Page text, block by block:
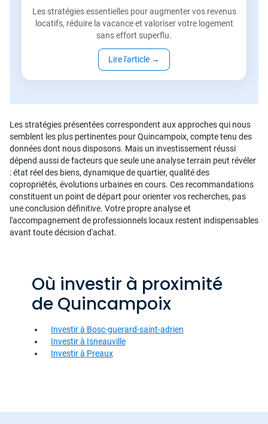
Les stratégies essentielles pour augmenter vos revenus
locatifs, réduire la vacance et valoriser votre logement
sans effort superflu.
Lire l'article →
Les stratégies présentées correspondent aux approches qui nous
semblent les plus pertinentes pour Quincampoix, compte tenu des
données dont nous disposons. Mais un investissement réussi
dépend aussi de facteurs que seule une analyse terrain peut révéler
: état réel des biens, dynamique de quartier, qualité des
copropriétés, évolutions urbaines en cours. Ces recommandations
constituent un point de départ pour orienter vos recherches, pas
une conclusion définitive. Votre propre analyse et
l'accompagnement de professionnels locaux restent indispensables
avant toute décision d'achat.
Où investir à proximité
de Quincampoix
Investir à Bosc-guerard-saint-adrien
Investir à Isneauville
Investir à Preaux